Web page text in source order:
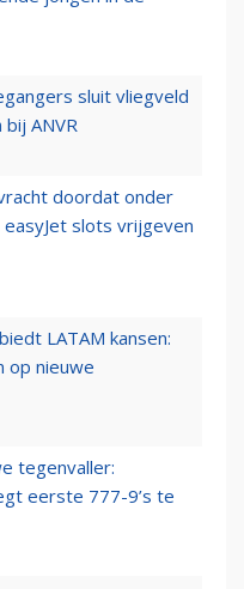
sluit vliegveld
ANVR
doordat onder
slots vrijgeven
LATAM kansen:
op nieuwe
tegenvaller:
eerste 777-9’s te